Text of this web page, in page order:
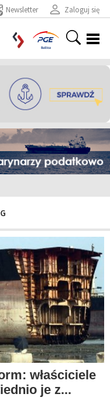
Zaloguj się
Newsletter
właściciele
je z...